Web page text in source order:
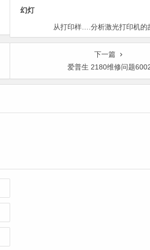
幻灯
从打印样….分析激光打印机的
下一篇
爱普生 2180维修问题